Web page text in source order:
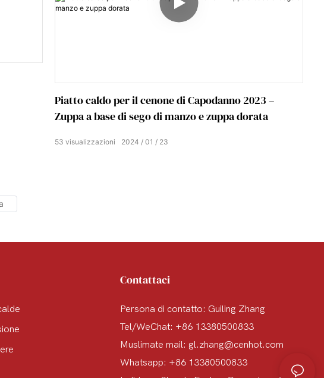
Piatto caldo per il cenone di Capodanno 2023 –
Zuppa a base di sego di manzo e zuppa dorata
2024 01 23
53 visualizzazioni
Contattaci
Persona di contatto: Guiling Zhang
Tel/WeChat: +86 13380500833
Muslimate mail: gl.zhang@cenhot.com
Whatsapp: +86 13380500833